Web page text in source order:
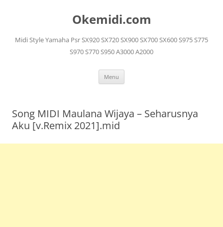
Okemidi.com
Midi Style Yamaha Psr SX920 SX720 SX900 SX700 SX600 S975 S775
S970 S770 S950 A3000 A2000
Menu
Song MIDI Maulana Wijaya – Seharusnya
Aku [v.Remix 2021].mid